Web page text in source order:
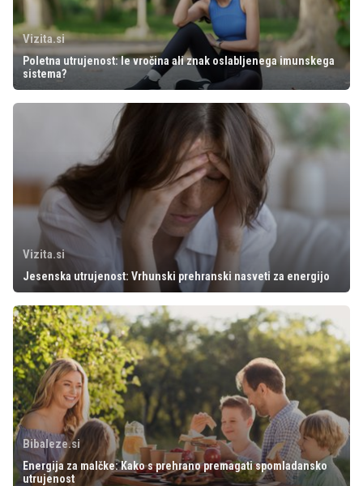
Vizita.si
Poletna utrujenost: le vročina ali znak oslabljenega imunskega
sistema?
Vizita.si
Jesenska utrujenost: Vrhunski prehranski nasveti za energijo
Bibaleze.si
Energija za malčke: Kako s prehrano premagati spomladansko
utrujenost